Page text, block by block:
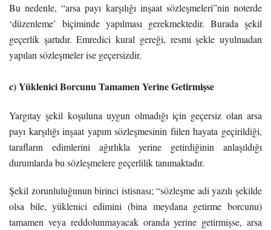
Bu nedenle, “arsa payı karşılığı inşaat sözleşmeleri”nin noterde
‘düzenleme’ biçiminde yapılması gerekmektedir. Burada şekil
geçerlik şartıdır. Emredici kural gereği, resmi şekle uyulmadan
yapılan sözleşmeler ise geçersizdir.
c) Yüklenici Borcunu Tamamen Yerine Getirmişse
Yargıtay şekil koşuluna uygun olmadığı için geçersiz olan arsa
payı karşılığı inşaat yapım sözleşmesinin fiilen hayata geçirildiği,
tarafların edimlerini ağırlıkla yerine getirdiğinin anlaşıldığı
durumlarda bu sözleşmelere geçerlilik tanımaktadır.
Şekil zorunluluğunun birinci istisnası; “sözleşme adi yazılı şekilde
olsa bile, yüklenici edimini (bina meydana getirme borcunu)
tamamen veya reddolunmayacak oranda yerine getirmişse, arsa